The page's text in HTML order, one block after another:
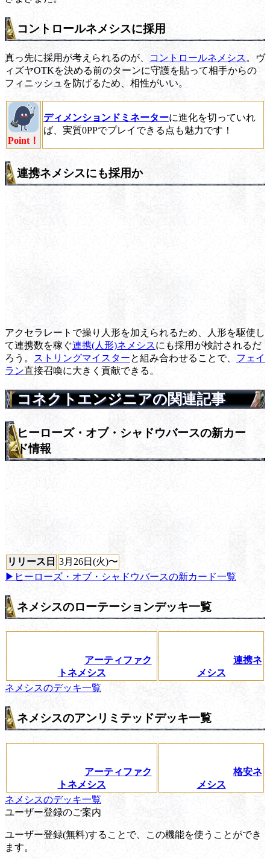
コントロールネメシスに採用
真っ先に採用が考えられるのが、 コントロールネメシス 。ヴ
ィズヤOTKを決める前のターンに守護を貼って相手からの
フィニッシュを防げるため、相性がいい。
Point！
ディメンションドミネーターに進化を切っていれ
ば、実質0PPでプレイできる点も魅力です！
連携ネメシスにも採用か
アクセラレートで操り人形を加えられるため、人形を駆使し
て連携数を稼ぐ連携(人形)ネメシスにも採用が検討されるだ
ろう。
ストリングマイスターと組み合わせることで、 フェイ
ラン直接召喚に大きく貢献できる。
コネクトエンジニアの関連記事
ヒーローズ・オブ・シャドウバースの新カー
ド情報
リリース日 3月26日(火)〜
▶ヒーローズ・オブ・シャドウバースの新カード一覧
ネメシスのローテーションデッキ一覧
アーティファク
トネメシス
連携ネ
メシス
ネメシスのデッキ一覧
ネメシスのアンリミテッドデッキ一覧
アーティファク
トネメシス
格安ネ
メシス
ネメシスのデッキ一覧
ユーザー登録のご案内
ユーザー登録(無料)することで、この機能を使うことができ
ます。